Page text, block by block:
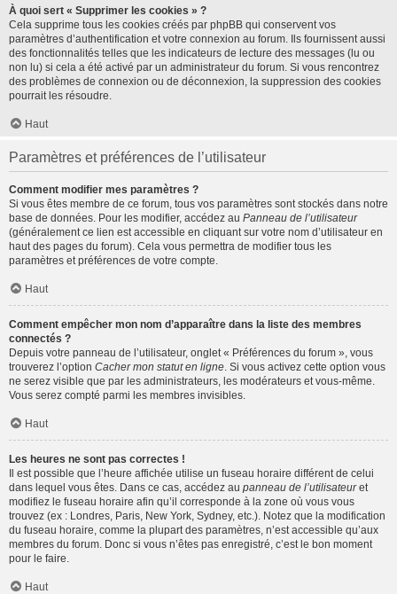
À quoi sert « Supprimer les cookies » ?
Cela supprime tous les cookies créés par phpBB qui conservent vos
paramètres d’authentification et votre connexion au forum. Ils fournissent aussi
des fonctionnalités telles que les indicateurs de lecture des messages (lu ou
non lu) si cela a été activé par un administrateur du forum. Si vous rencontrez
des problèmes de connexion ou de déconnexion, la suppression des cookies
pourrait les résoudre.
Haut
Paramètres et préférences de l’utilisateur
Comment modifier mes paramètres ?
Si vous êtes membre de ce forum, tous vos paramètres sont stockés dans notre
base de données. Pour les modifier, accédez au Panneau de l’utilisateur
(généralement ce lien est accessible en cliquant sur votre nom d’utilisateur en
haut des pages du forum). Cela vous permettra de modifier tous les
paramètres et préférences de votre compte.
Haut
Comment empêcher mon nom d’apparaître dans la liste des membres
connectés ?
Depuis votre panneau de l’utilisateur, onglet « Préférences du forum », vous
trouverez l’option Cacher mon statut en ligne. Si vous activez cette option vous
ne serez visible que par les administrateurs, les modérateurs et vous-même.
Vous serez compté parmi les membres invisibles.
Haut
Les heures ne sont pas correctes !
Il est possible que l’heure affichée utilise un fuseau horaire différent de celui
dans lequel vous êtes. Dans ce cas, accédez au panneau de l’utilisateuret
modifiez le fuseau horaire afin qu’il corresponde à la zone où vous vous
trouvez (ex : Londres, Paris, New York, Sydney, etc.). Notez que la modification
du fuseau horaire, comme la plupart des paramètres, n’est accessible qu’aux
membres du forum. Donc si vous n’êtes pas enregistré, c’est le bon moment
pour le faire.
Haut